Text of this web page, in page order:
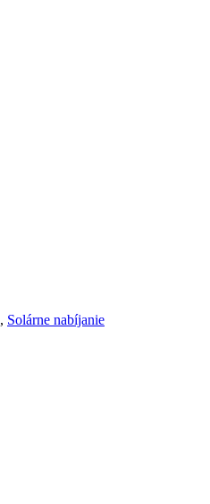
, Solárne nabíjanie